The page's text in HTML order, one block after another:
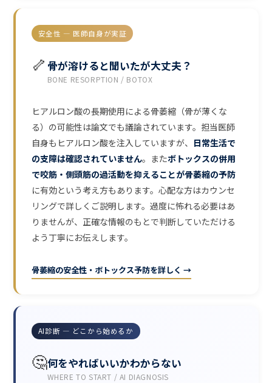
安全性 — 医師自身が実証
🦴 骨が溶けると聞いたが大丈夫？
BONE RESORPTION / BOTOX
ヒアルロン酸の長期使用による骨萎縮（骨が薄くな
る）の可能性は論文でも議論されています。担当医師
自身もヒアルロン酸を注入していますが、 日常生活で
の支障は確認されていません。またボトックスの併用
で咬筋・側頭筋の過活動を抑えることが骨萎縮の予防
に有効という考え方もあります。心配な方はカウンセ
リングで詳しくご説明します。過度に怖れる必要はあ
りませんが、正確な情報のもとで判断していただける
よう丁寧にお伝えします。
骨萎縮の安全性・ボトックス予防を詳しく →
AI診断 — どこから始めるか
🤔何をやればいいかわからない
WHERE TO START / AI DIAGNOSIS